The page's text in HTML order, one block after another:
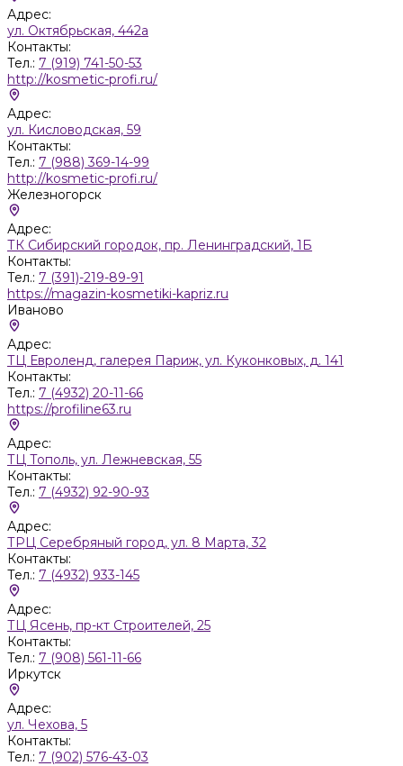
Адрес:
ул. Октябрьская, 442а
Контакты:
Тел.: 7 (919) 741-50-53
http://kosmetic-profi.ru/
Адрес:
ул. Кисловодская, 59
Контакты:
Тел.: 7 (988) 369-14-99
http://kosmetic-profi.ru/
Железногорск
Адрес:
ТК Сибирский городок, пр. Ленинградский, 1Б
Контакты:
Тел.: 7 (391)-219-89-91
https://magazin-kosmetiki-kapriz.ru
Иваново
Адрес:
ТЦ Евроленд, галерея Париж, ул. Куконковых, д. 141
Контакты:
Тел.: 7 (4932) 20-11-66
https://profiline63.ru
Адрес:
ТЦ Тополь, ул. Лежневская, 55
Контакты:
Тел.: 7 (4932) 92-90-93
Адрес:
ТРЦ Серебряный город, ул. 8 Марта, 32
Контакты:
Тел.: 7 (4932) 933-145
Адрес:
ТЦ Ясень, пр-кт Строителей, 25
Контакты:
Тел.: 7 (908) 561-11-66
Иркутск
Адрес:
ул. Чехова, 5
Контакты:
Тел.: 7 (902) 576-43-03